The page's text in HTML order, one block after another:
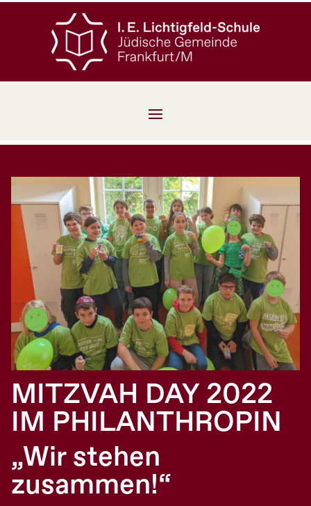
MITZVAH DAY 2022
IM PHILANTHROPIN
„Wir stehen
zusammen!“